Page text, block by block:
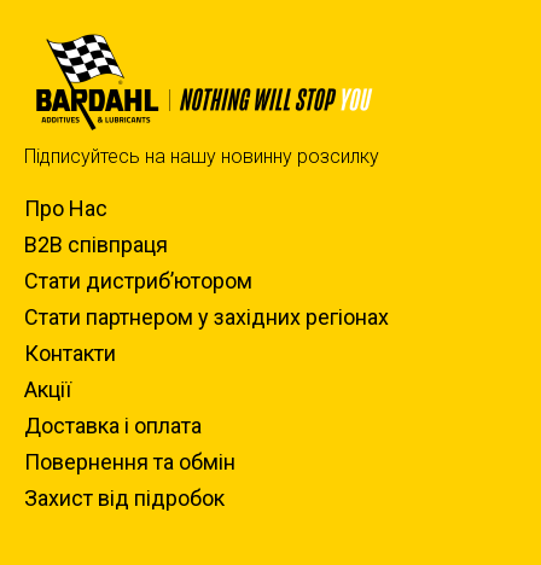
Підписуйтесь на нашу новинну розсилку
Про Нас
B2B співпраця
Стати дистриб’ютором
Стати партнером у західних регіонах
Контакти
Акції
Доставка i оплата
Повернення та обмiн
Захист вiд пiдробок